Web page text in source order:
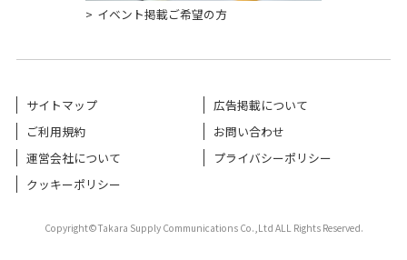
イベント掲載ご希望の方
サイトマップ
広告掲載について
ご利用規約
お問い合わせ
運営会社について
プライバシーポリシー
クッキーポリシー
Copyright©Takara Supply Communications Co.,Ltd ALL Rights Reserved.